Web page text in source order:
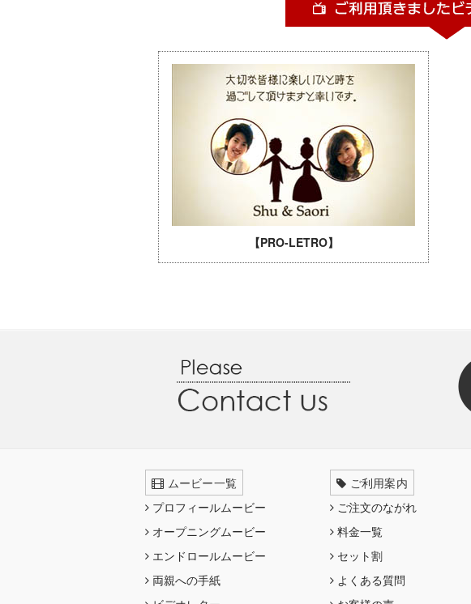
【PRO-LETRO】
ムービー一覧
プロフィールムービー
オープニングムービー
エンドロールムービー
両親への手紙
ご利用案内
ご注文のながれ
料金一覧
セット割
よくある質問